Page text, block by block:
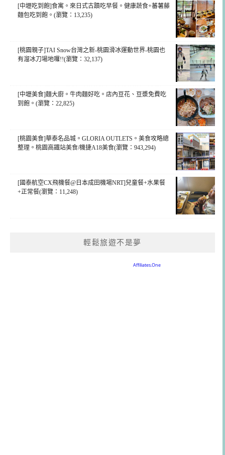
[中壢吃到飽]食寓。來日式古蹟吃早餐。健康蔬食+蕃薯藤
麵包吃到飽。(瀏覽：13,235)
[桃園親子]TAI Snow台灣之新-桃園滑冰運動世界-桃園也
有溜冰刀場地囉!!(瀏覽：32,137)
[中壢美食]麵大廚。牛肉麵好吃。店內豆花、豆漿免費吃
到飽。(瀏覽：22,825)
[桃園美食]華泰名品城。GLORIA OUTLETS。美食攻略總
整理。桃園高鐵站美食/機捷A18美食(瀏覽：943,294)
[國泰航空CX飛機餐@日本成田機場NRT]兒童餐+水果餐
+正常餐(瀏覽：11,248)
輕鬆旅遊不是夢